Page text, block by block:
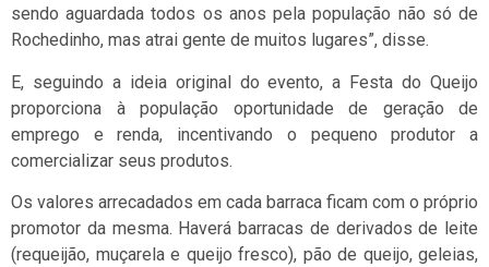
sendo aguardada todos os anos pela população não só de
Rochedinho, mas atrai gente de muitos lugares”, disse.
E, seguindo a ideia original do evento, a Festa do Queijo
proporciona à população oportunidade de geração de
emprego e renda, incentivando o pequeno produtor a
comercializar seus produtos.
Os valores arrecadados em cada barraca ficam com o próprio
promotor da mesma. Haverá barracas de derivados de leite
(requeijão, muçarela e queijo fresco), pão de queijo, geleias,